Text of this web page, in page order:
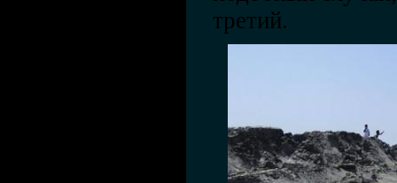
третий.